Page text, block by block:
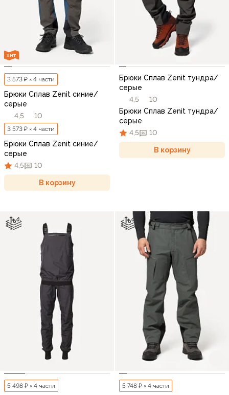
ХИТ
3 573 ₽ × 4 части
Брюки Сплав Zenit синие/
серые
4,5
10
3 573 ₽ × 4 части
Брюки Сплав Zenit синие/
серые
4,5
10
В корзину
Брюки Сплав Zenit тундра/
серые
4,5
10
Брюки Сплав Zenit тундра/
серые
4,5
10
В корзину
5 498 ₽ × 4 части 5 748 ₽ × 4 части